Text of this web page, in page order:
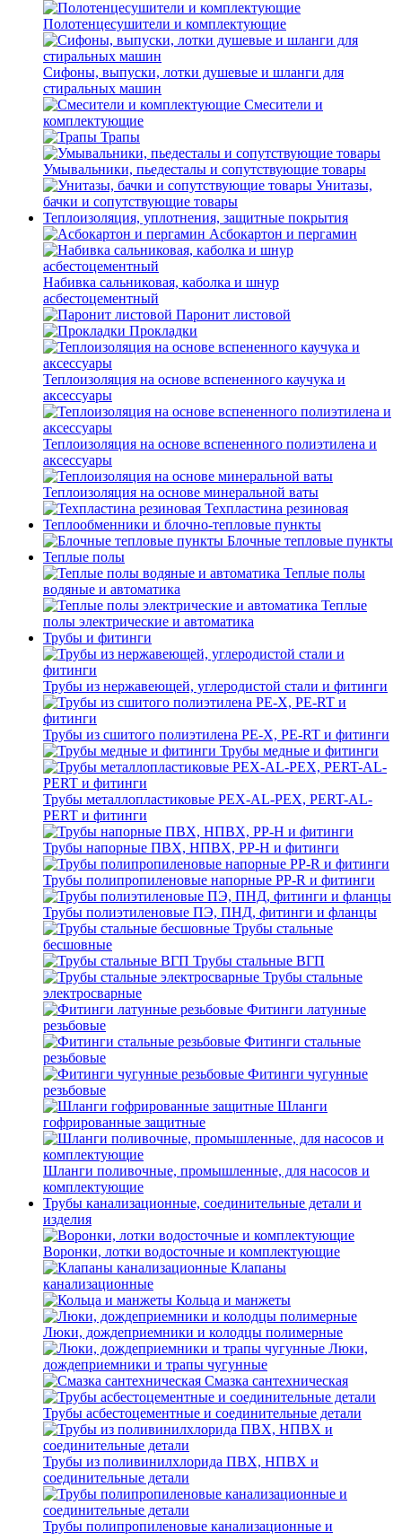
Полотенцесушители и комплектующие
Сифоны, выпуски, лотки душевые и шланги для
стиральных машин
Смесители и
комплектующие
Трапы
Умывальники, пьедесталы и сопутствующие товары
Унитазы,
бачки и сопутствующие товары
Теплоизоляция, уплотнения, защитные покрытия
Асбокартон и пергамин
Набивка сальниковая, каболка и шнур
асбестоцементный
Паронит листовой
Прокладки
Теплоизоляция на основе вспененного каучука и
аксессуары
Теплоизоляция на основе вспененного полиэтилена и
аксессуары
Теплоизоляция на основе минеральной ваты
Техпластина резиновая
Теплообменники и блочно-тепловые пункты
Блочные тепловые пункты
Теплые полы
Теплые полы
водяные и автоматика
Теплые
полы электрические и автоматика
Трубы и фитинги
Трубы из нержавеющей, углеродистой стали и фитинги
Трубы из сшитого полиэтилена PE-X, PE-RT и фитинги
Трубы медные и фитинги
Трубы металлопластиковые PEX-AL-PEX, PERT-AL-
PERT и фитинги
Трубы напорные ПВХ, НПВХ, PP-H и фитинги
Трубы полипропиленовые напорные PP-R и фитинги
Трубы полиэтиленовые ПЭ, ПНД, фитинги и фланцы
Трубы стальные
бесшовные
Трубы стальные ВГП
Трубы стальные
электросварные
Фитинги латунные
резьбовые
Фитинги стальные
резьбовые
Фитинги чугунные
резьбовые
Шланги
гофрированные защитные
Шланги поливочные, промышленные, для насосов и
комплектующие
Трубы канализационные, соединительные детали и
изделия
Воронки, лотки водосточные и комплектующие
Клапаны
канализационные
Кольца и манжеты
Люки, дождеприемники и колодцы полимерные
Люки,
дождеприемники и трапы чугунные
Смазка сантехническая
Трубы асбестоцементные и соединительные детали
Трубы из поливинилхлорида ПВХ, НПВХ и
соединительные детали
Трубы полипропиленовые канализационные и